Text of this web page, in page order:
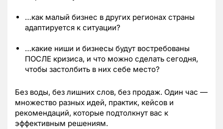
…как малый бизнес в других регионах страны
адаптируется к ситуации?
…какие ниши и бизнесы будут востребованы
ПОСЛЕ кризиса, и что можно сделать сегодня,
чтобы застолбить в них себе место?
Без воды, без лишних слов, без продаж. Один час —
множество разных идей, практик, кейсов и
рекомендаций, которые подтолкнут вас к
эффективным решениям.